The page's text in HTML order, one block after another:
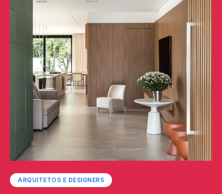
ARQUITETOS E DESIGNERS